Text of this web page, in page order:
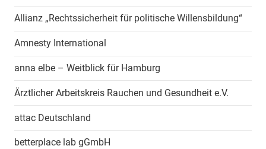
Allianz „Rechtssicherheit für politische Willensbildung“
Amnesty International
anna elbe – Weitblick für Hamburg
Ärztlicher Arbeitskreis Rauchen und Gesundheit e.V.
attac Deutschland
betterplace lab gGmbH